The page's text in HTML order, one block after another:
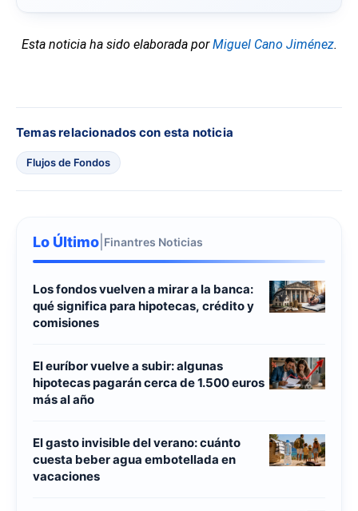
Esta noticia ha sido elaborada porMiguel Cano Jiménez.
Temas relacionados con esta noticia
Flujos de Fondos
Lo Último Finantres Noticias
Los fondos vuelven a mirar a la banca:
qué significa para hipotecas, crédito y
comisiones
El euríbor vuelve a subir: algunas
hipotecas pagarán cerca de 1.500 euros
más al año
El gasto invisible del verano: cuánto
cuesta beber agua embotellada en
vacaciones